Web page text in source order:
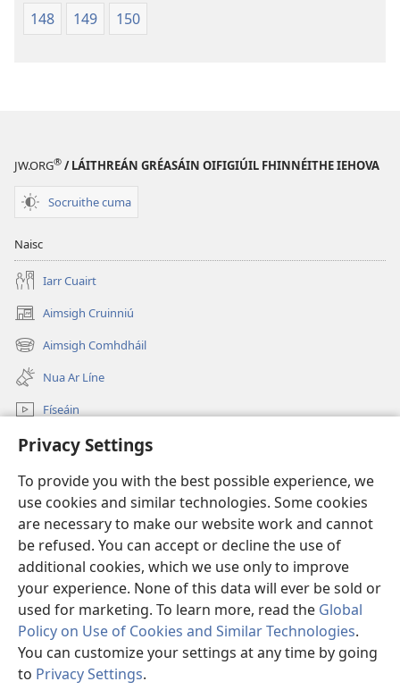
Privacy Settings
To provide you with the best possible experience, we
use cookies and similar technologies. Some cookies
are necessary to make our website work and cannot
be refused. You can accept or decline the use of
additional cookies, which we use only to improve
your experience. None of this data will ever be sold or
used for marketing. To learn more, read the Global
Policy on Use of Cookies and Similar Technologies.
You can customize your settings at any time by going
to Privacy Settings.
148
149 150
JW.ORG® / LÁITHREÁN GRÉASÁIN OIFIGIÚIL FHINNÉITHE IEHOVA
Socruithe cuma
Naisc
Iarr Cuairt
Aimsigh Cruinniú
(opens
new
window)
Aimsigh Comhdháil
(opens
new
window)
Nua Ar Líne
Físeáin
Cuardaigh
Síntiúis
(opens
new
window)Watchtower—Leabharlann ar Líne
(opens
new
JW Hub ®
(opens
new
window)
Copyright© 2026 Watch Tower Bible and Tract Society of Pennsylvania.
TÉARMAÍ ÚSÁIDE|POLASAÍ PRÍOBHÁIDEACHTA